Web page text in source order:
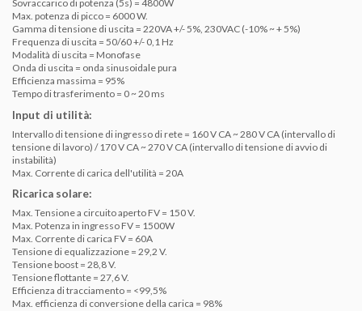
Sovraccarico di potenza (5s) = 4800W
Max. potenza di picco = 6000 W.
Gamma di tensione di uscita = 220VA +/- 5%, 230VAC (-10% ~ + 5%)
Frequenza di uscita = 50/60 +/- 0,1 Hz
Modalità di uscita = Monofase
Onda di uscita = onda sinusoidale pura
Efficienza massima = 95%
Tempo di trasferimento = 0 ~ 20 ms
Input di utilità:
Intervallo di tensione di ingresso di rete = 160 V CA ~ 280 V CA (intervallo di
tensione di lavoro) / 170 V CA ~ 270 V CA (intervallo di tensione di avvio di
instabilità)
Max. Corrente di carica dell'utilità = 20A
Ricarica solare:
Max. Tensione a circuito aperto FV = 150 V.
Max. Potenza in ingresso FV = 1500W
Max. Corrente di carica FV = 60A
Tensione di equalizzazione = 29,2 V.
Tensione boost = 28,8 V.
Tensione flottante = 27,6 V.
Efficienza di tracciamento = <99,5%
Max. efficienza di conversione della carica = 98%